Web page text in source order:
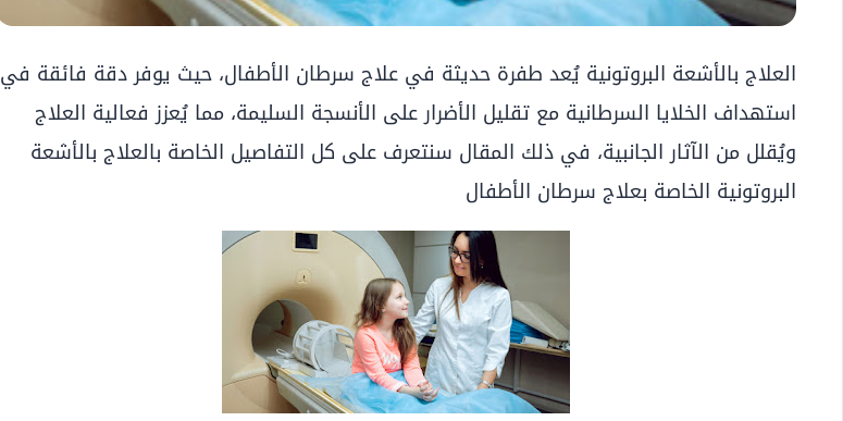
العلاج بالأشعة البروتونية يُعد طفرة حديثة في علاج سرطان الأطفال، حيث يوفر دقة فائقة في
استهداف الخلايا السرطانية مع تقليل الأضرار على الأنسجة السليمة، مما يُعزز فعالية العلاج
ويُقلل من الآثار الجانبية، في ذلك المقال سنتعرف على كل التفاصيل الخاصة بالعلاج بالأشعة
البروتونية الخاصة بعلاج سرطان الأطفال